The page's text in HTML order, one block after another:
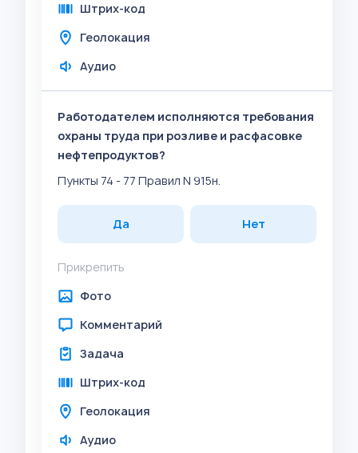
Штрих-код
Геолокация
Аудио
Работодателем исполняются требования
охраны труда при розливе и расфасовке
нефтепродуктов?
Пункты 74 - 77 Правил N 915н.
Да Нет
Прикрепить
Фото
Комментарий
Задача
Штрих-код
Геолокация
Аудио